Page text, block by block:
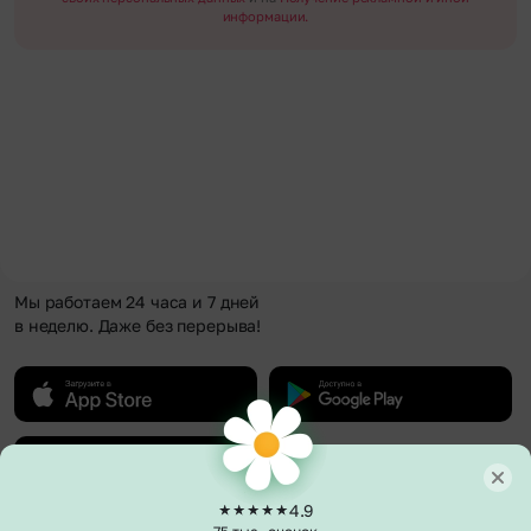
информации.
Мы работаем 24 часа и 7 дней
в неделю. Даже без перерыва!
4.9